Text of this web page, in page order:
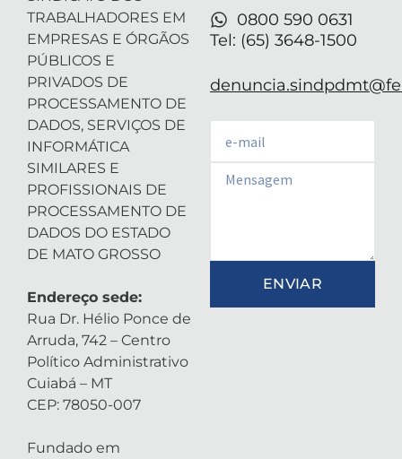
TRABALHADORES EM
EMPRESAS E ÓRGÃOS
PÚBLICOS E
PRIVADOS DE
PROCESSAMENTO DE
DADOS, SERVIÇOS DE
INFORMÁTICA
SIMILARES E
PROFISSIONAIS DE
PROCESSAMENTO DE
DADOS DO ESTADO
DE MATO GROSSO
Endereço sede:
Rua Dr. Hélio Ponce de
Arruda, 742 – Centro
Político Administrativo
Cuiabá – MT
CEP: 78050-007
Fundado em
0800 590 0631
Tel: (65) 3648-1500
Email
ENVIAR